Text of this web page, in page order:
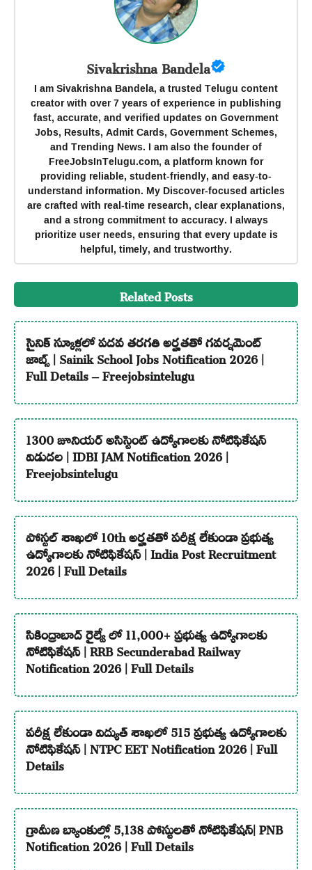
Sivakrishna Bandela
I am Sivakrishna Bandela, a trusted Telugu content
creator with over 7 years of experience in publishing
fast, accurate, and verified updates on Government
Jobs, Results, Admit Cards, Government Schemes,
and Trending News. I am also the founder of
FreeJobsInTelugu.com, a platform known for
providing reliable, student-friendly, and easy-to-
understand information. My Discover-focused articles
are crafted with real-time research, clear explanations,
and a strong commitment to accuracy. I always
prioritize user needs, ensuring that every update is
helpful, timely, and trustworthy.
Related Posts
సైనిక్ స్కూళ్లలో పదవ తరగతి అర్హతతో గవర్నమెంట్
జాబ్స్ | Sainik School Jobs Notification 2026 |
Full Details – Freejobsintelugu
1300 జూనియర్ అసిస్టెంట్ ఉద్యోగాలకు నోటిఫికేషన్
విడుదల | IDBI JAM Notification 2026 |
Freejobsintelugu
పోస్టల్ శాఖలో 10th అర్హతతో పరీక్ష లేకుండా ప్రభుత్వ
ఉద్యోగాలకు నోటిఫికేషన్ | India Post Recruitment
2026 | Full Details
సికింద్రాబాద్ రైల్వే లో 11,000+ ప్రభుత్వ ఉద్యోగాలకు
నోటిఫికేషన్ | RRB Secunderabad Railway
Notification 2026 | Full Details
పరీక్ష లేకుండా విద్యుత్ శాఖలో 515 ప్రభుత్వ ఉద్యోగాలకు
నోటిఫికేషన్ | NTPC EET Notification 2026 | Full
Details
గ్రామీణ బ్యాంకుల్లో 5,138 పోస్టులతో నోటిఫికేషన్| PNB
Notification 2026 | Full Details